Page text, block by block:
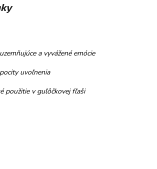
a vyvážené emócie
uvoľnenia
použitie v guľôčkovej fľaši